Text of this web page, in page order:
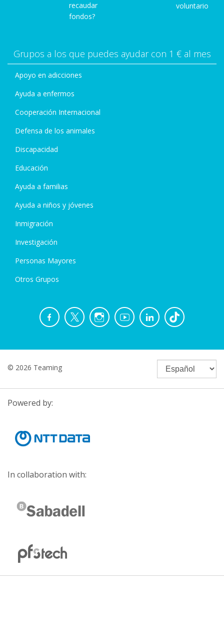
recaudar
fondos?
voluntario
Grupos a los que puedes ayudar con 1 € al mes
Apoyo en adicciones
Ayuda a enfermos
Cooperación Internacional
Defensa de los animales
Discapacidad
Educación
Ayuda a familias
Ayuda a niños y jóvenes
Inmigración
Investigación
Personas Mayores
Otros Grupos
© 2026 Teaming
Powered by:
In collaboration with: